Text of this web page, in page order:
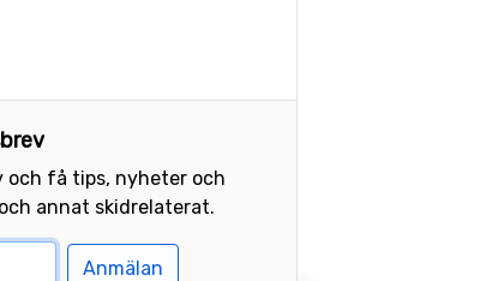
och få tips, nyheter och
annat skidrelaterat.
Anmälan